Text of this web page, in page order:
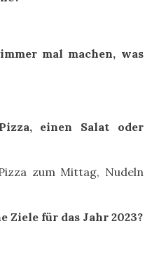
mal machen, was
einen Salat oder
zum Mittag, Nudeln
Ziele für das Jahr 2023?